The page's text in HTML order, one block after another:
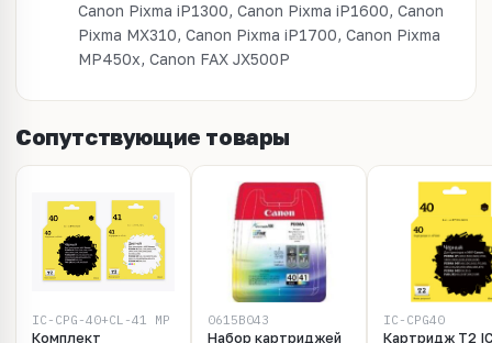
Canon Pixma iP1300, Canon Pixma iP1600, Canon
Pixma MX310, Canon Pixma iP1700, Canon Pixma
MP450x, Canon FAX JX500P
Сопутствующие товары
IC-CPG-40+CL-41_MP
Комплект
0615B043
Набор картриджей
IC-CPG40
Картридж T2